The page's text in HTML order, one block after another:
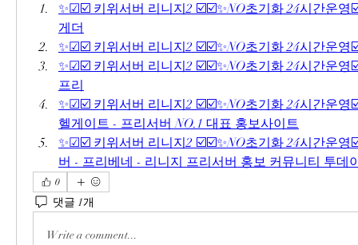
✨☑☑️ 키위서버 리니지2 ☑️☑️✨NO초기화 24시간운영
게더
✨☑☑️ 키위서버 리니지2 ☑️☑️✨NO초기화 24시간운
✨☑☑️ 키위서버 리니지2 ☑️☑️✨NO초기화 24시간운영
프리
✨☑☑️ 키위서버 리니지2 ☑️☑️✨NO초기화 24시간운영
헬게이트 - 프리서버 NO.1 대표 홍보사이트
✨☑☑️ 키위서버 리니지2 ☑️☑️✨NO초기화 24시간운영
버 - 프리베네 - 리니지 프리서버 홍보 커뮤니티 투데
0
댓글 1개
Write a comment...